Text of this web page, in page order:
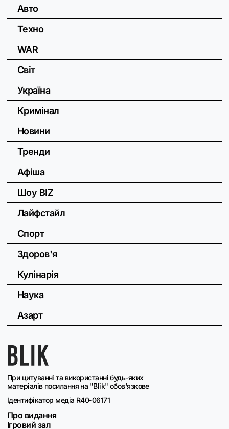
При цитуванні та використанні будь-яких
матеріалів посилання на "Blik" обов'язкове
Ідентифікатор медіа R40-06171
Про видання
Ігровий зал
Авто
Техно
WAR
Світ
Україна
Кримінал
Новини
Тренди
Афіша
Шоу BIZ
Лайфстайл
Спорт
Здоров'я
Кулінарія
Наука
Азарт